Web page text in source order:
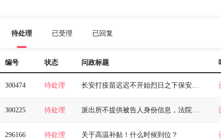
待处理 已受理 已回复
编号 状态 问政标题
300474 待处理 长安打疫苗迟迟不开始烈日之下保安玩手机我们罚站
300225 待处理 派出所不提供被告人身份信息，法院不立案
296166 待处理 关于高温补贴！什么时候到位？